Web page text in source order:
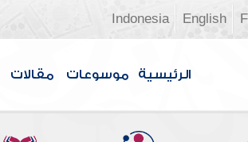
English
Indonesia
الرئيسية موسوعات مقالات